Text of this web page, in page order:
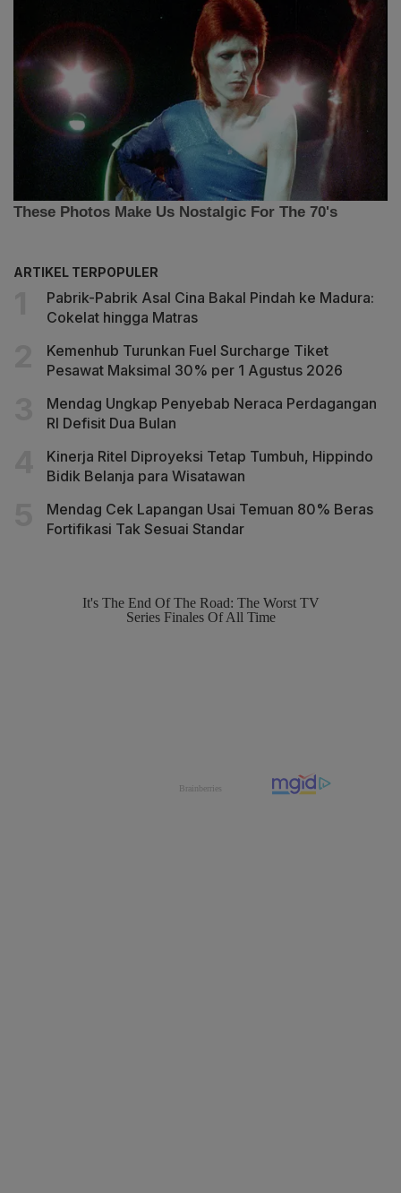
ARTIKEL TERPOPULER
Pabrik-Pabrik Asal Cina Bakal Pindah ke Madura:
Cokelat hingga Matras
Kemenhub Turunkan Fuel Surcharge Tiket
Pesawat Maksimal 30% per 1 Agustus 2026
Mendag Ungkap Penyebab Neraca Perdagangan
RI Defisit Dua Bulan
Kinerja Ritel Diproyeksi Tetap Tumbuh, Hippindo
Bidik Belanja para Wisatawan
Mendag Cek Lapangan Usai Temuan 80% Beras
Fortifikasi Tak Sesuai Standar